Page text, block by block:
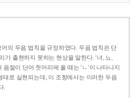
의 두음 법칙을 규정하였다. 두음 법칙은 단
가 출현하지 못하는 현상을 말한다. ‘녀, 뇨,
음절이 단어 첫머리에 올 때는 ‘ㄴ’이 나타나지
태로 실현되는데, 이 조항에서는 이러한 두음
.